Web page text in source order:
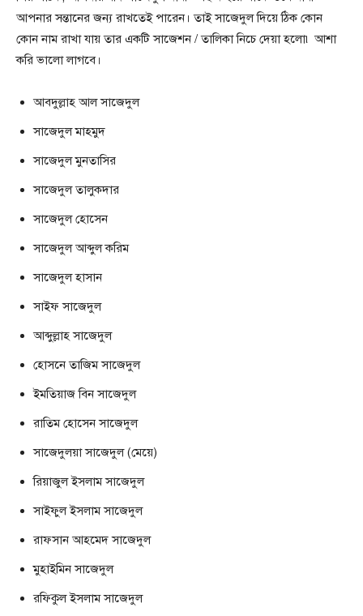
আপনার সন্তানের জন্য রাখতেই পারেন। তাই সাজেদুল দিয়ে ঠিক কোন
কোন নাম রাখা যায় তার একটি সাজেশন / তালিকা নিচে দেয়া হলো৷ আশা
করি ভালো লাগবে।
আবদুল্লাহ আল সাজেদুল
সাজেদুল মাহমুদ
সাজেদুল মুনতাসির
সাজেদুল তালুকদার
সাজেদুল হােসেন
সাজেদুল আব্দুল করিম
সাজেদুল হাসান
সাইফ সাজেদুল
আব্দুল্লাহ সাজেদুল
হোসনে তাজিম সাজেদুল
ইমতিয়াজ বিন সাজেদুল
রাতিম হোসেন সাজেদুল
সাজেদুলয়া সাজেদুল (মেয়ে)
রিয়াজুল ইসলাম সাজেদুল
সাইফুল ইসলাম সাজেদুল
রাফসান আহমেদ সাজেদুল
মুহাইমিন সাজেদুল
রফিকুল ইসলাম সাজেদুল